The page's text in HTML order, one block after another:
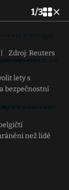
1/3
Zdroj: Reuters
lety s
bezpečnostní
než lidé